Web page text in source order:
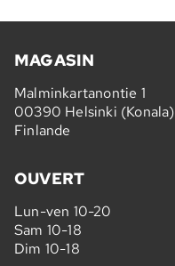
MAGASIN
Malminkartanontie 1
00390 Helsinki (Konala)
Finlande
OUVERT
Lun-ven 10-20
Sam 10-18
Dim 10-18